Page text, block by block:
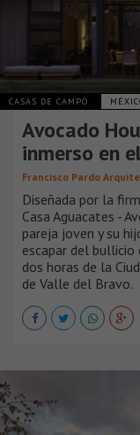
CASAS DE CAMPO
Avocado
inmerso en
Francisco Pardo
Diseñada por la
Casa Aguacates -
pareja joven y su
escapar del bullicio
dos horas de la
de Valle del Bravo.